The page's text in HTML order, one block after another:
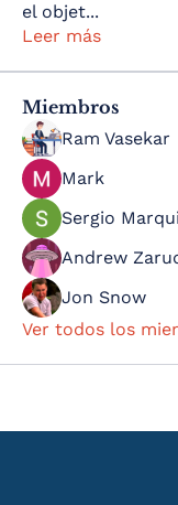
el objet...
Leer más
Miembros
Ram Vasekar
Mark
Sergio
Andrew
Jon Snow
Ver todos los